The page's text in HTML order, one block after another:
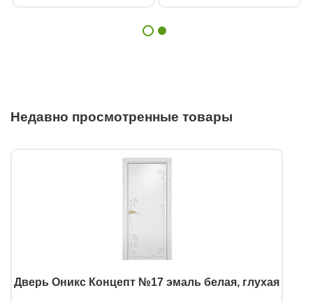
Недавно просмотренные товары
Дверь Оникс Концепт №17 эмаль белая, глухая